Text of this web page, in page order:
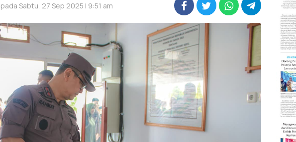
pada Sabtu, 27 Sep 2025 | 9:51 am